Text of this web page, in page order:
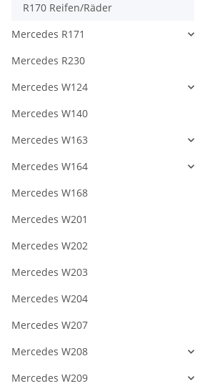
R170 Reifen/Räder
Mercedes R171
Mercedes R230
Mercedes W124
Mercedes W140
Mercedes W163
Mercedes W164
Mercedes W168
Mercedes W201
Mercedes W202
Mercedes W203
Mercedes W204
Mercedes W207
Mercedes W208
Mercedes W209